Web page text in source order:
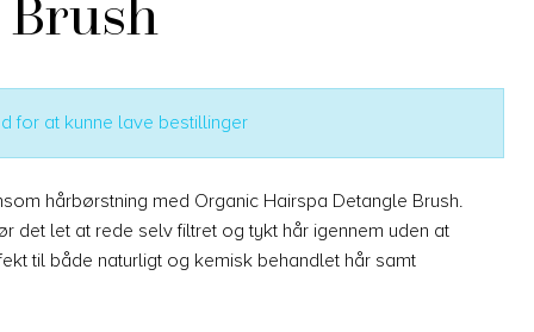
for at kunne lave bestillinger
hårbørstning med Organic Hairspa Detangle Brush.
det let at rede selv filtret og tykt hår igennem uden at
til både naturligt og kemisk behandlet hår samt